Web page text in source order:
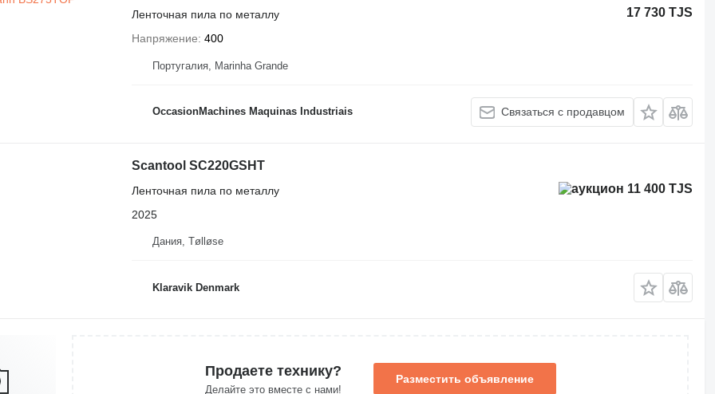
17 730 TJS
Ленточная пила по металлу
Напряжение 400
Португалия, Marinha Grande
OccasionMachines Maquinas Industriais Связаться с продавцом
Scantool SC220GSHT
11 400 TJS
Ленточная пила по металлу
2025
Дания, Tølløse
Klaravik Denmark
Продаете технику?
Делайте это вместе с нами!
Разместить объявление